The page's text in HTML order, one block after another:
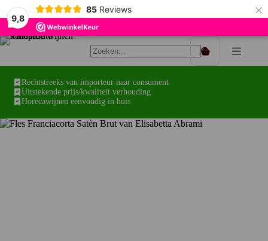
9,8
85 Reviews ×
Ga
Winkelwagen
Rechtstreeks van importeur naar consument
Uitstekende prijs/kwaliteit verhouding
Horecawijnen eenvoudig in huis